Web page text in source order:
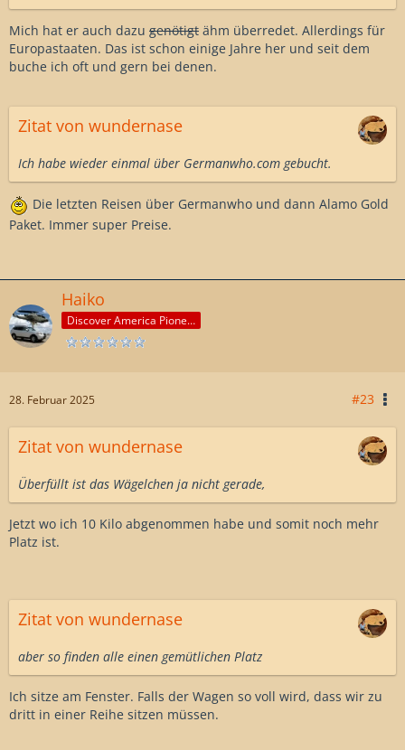
Mich hat er auch dazu genötigt ähm überredet. Allerdings für
Europastaaten. Das ist schon einige Jahre her und seit dem
buche ich oft und gern bei denen.
Zitat von wundernase
Ich habe wieder einmal über Germanwho.com gebucht.
Die letzten Reisen über Germanwho und dann Alamo Gold
Paket. Immer super Preise.
Haiko
Discover America Pioneer
28. Februar 2025 #23
Zitat von wundernase
Überfüllt ist das Wägelchen ja nicht gerade,
Jetzt wo ich 10 Kilo abgenommen habe und somit noch mehr
Platz ist.
Zitat von wundernase
aber so finden alle einen gemütlichen Platz
Ich sitze am Fenster. Falls der Wagen so voll wird, dass wir zu
dritt in einer Reihe sitzen müssen.